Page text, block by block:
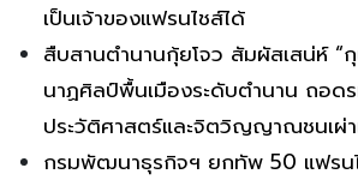
เป็นเจ้าของแฟรนไชส์ได้
สืบสานตำนานกุ้ยโจว สัมผัสเสน่ห์ “
นาฏศิลป์พื้นเมืองระดับตำนาน ถอด
ประวัติศาสตร์และจิตวิญญาณชนเผ่า
กรมพัฒนาธุรกิจฯ ยกทัพ 50 แฟรน